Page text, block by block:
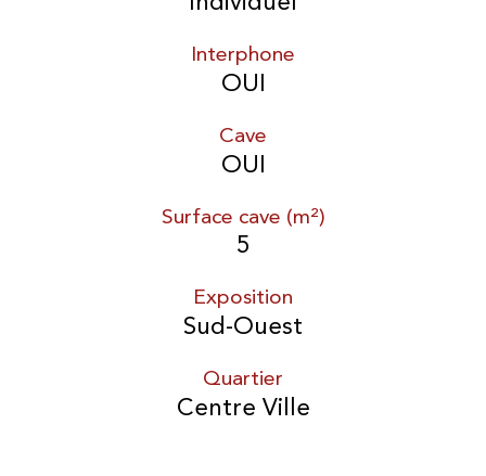
Interphone
OUI
Cave
OUI
Surface cave (m²)
5
Exposition
Sud-Ouest
Quartier
Centre Ville